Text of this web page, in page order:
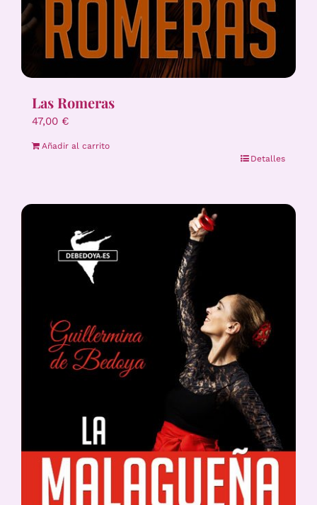
Las Romeras
47,00 €
Añadir al carrito
Detalles